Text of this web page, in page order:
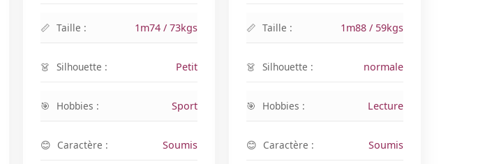
Taille : 1m74 / 73kgs
Silhouette : Petit
Hobbies : Sport
Caractère : Soumis
Taille : 1m88 / 59kgs
Silhouette : normale
Hobbies : Lecture
Caractère : Soumis